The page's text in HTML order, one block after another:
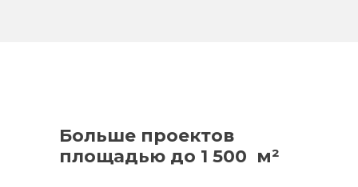
Больше проектов
площадью до 1 500 м²